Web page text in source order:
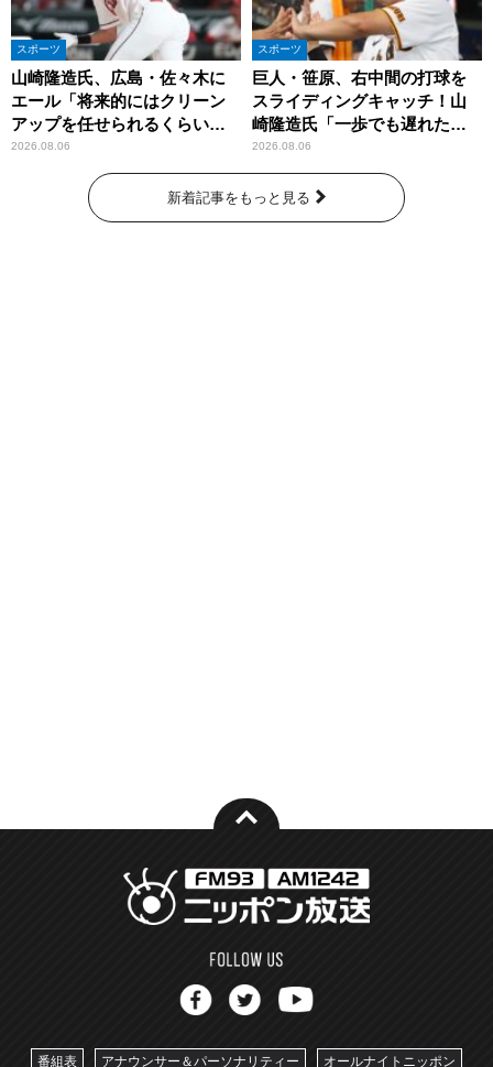
スポーツ
山崎隆造氏、広島・佐々木に
エール「将来的にはクリーン
アップを任せられるくらいま
では成長して」
2026.08.06
スポーツ
巨人・笹原、右中間の打球を
スライディングキャッチ！山
崎隆造氏「一歩でも遅れた
ら…」
2026.08.06
新着記事をもっと見る
番組表 アナウンサー＆パーソナリティー オールナイトニッポン